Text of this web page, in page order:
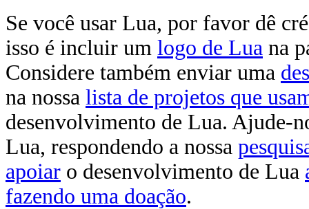
Se você usar Lua, por favor dê
isso é incluir um logo de Lua na
Considere também enviar uma
na nossa lista de projetos que
desenvolvimento de Lua. Ajude-
Lua, respondendo a nossa
apoiar o desenvolvimento de Lua
fazendo uma doação.